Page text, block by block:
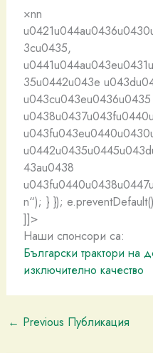
×nn
3cu0435,
35u0442u043e
43au0438
n“); } });
]]>
Наши спонсори са:
Български трактори на
изключително качество
← Previous Публикация